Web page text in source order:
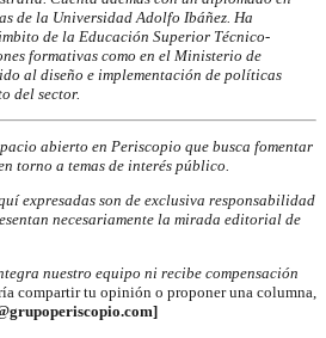
de la Universidad Adolfo Ibáñez. Ha
de la Educación Superior Técnico-
formativas como en el Ministerio de
al diseño e implementación de políticas
del sector.
abierto en Periscopio que busca fomentar
torno a temas de interés público.
expresadas son de exclusiva responsabilidad
necesariamente la mirada editorial de
nuestro equipo ni recibe compensación
compartir tu opinión o proponer una columna,